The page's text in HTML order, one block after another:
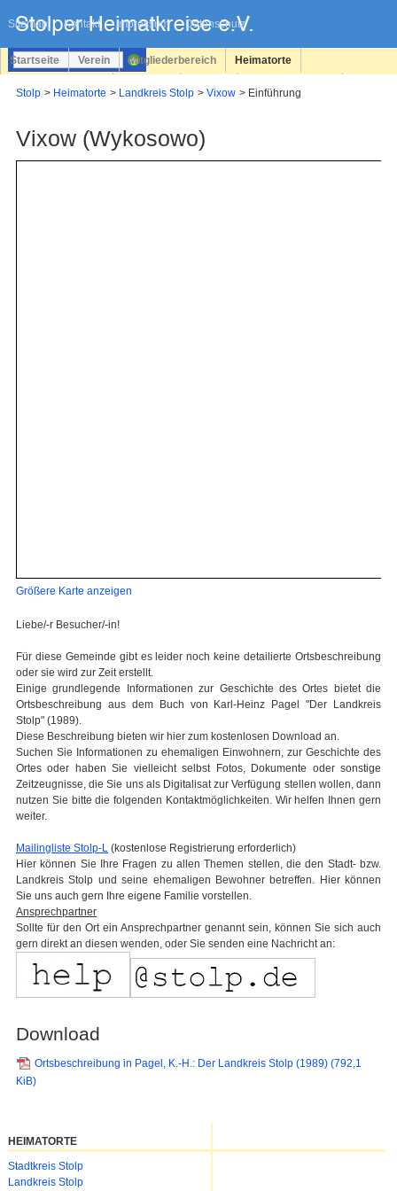
Sitemap Kontakt Impressum Datenschutz
überspringen
Startseite Verein Mitgliederbereich Heimatorte
Stolp Heimatorte Landkreis Stolp Vixow Einführung
Vixow (Wykosowo)
Größere Karte anzeigen
Liebe/-r Besucher/-in!
Für diese Gemeinde gibt es leider noch keine detailierte Ortsbeschreibung
oder sie wird zur Zeit erstellt.
Einige grundlegende Informationen zur Geschichte des Ortes bietet die
Ortsbeschreibung aus dem Buch von Karl-Heinz Pagel "Der Landkreis
Stolp" (1989).
Diese Beschreibung bieten wir hier zum kostenlosen Download an.
Suchen Sie Informationen zu ehemaligen Einwohnern, zur Geschichte des
Ortes oder haben Sie vielleicht selbst Fotos, Dokumente oder sonstige
Zeitzeugnisse, die Sie uns als Digitalisat zur Verfügung stellen wollen, dann
nutzen Sie bitte die folgenden Kontaktmöglichkeiten. Wir helfen Ihnen gern
weiter.
Mailingliste Stolp-L (kostenlose Registrierung erforderlich)
Hier können Sie Ihre Fragen zu allen Themen stellen, die den Stadt- bzw.
Landkreis Stolp und seine ehemaligen Bewohner betreffen. Hier können
Sie uns auch gern Ihre eigene Familie vorstellen.
Ansprechpartner
Sollte für den Ort ein Ansprechpartner genannt sein, können Sie sich auch
gern direkt an diesen wenden, oder Sie senden eine Nachricht an:
Download
Ortsbeschreibung in Pagel, K.-H.: Der Landkreis Stolp (1989) (792,1
KiB)
HEIMATORTE
Navigation
überspringen
Stadtkreis Stolp
Landkreis Stolp